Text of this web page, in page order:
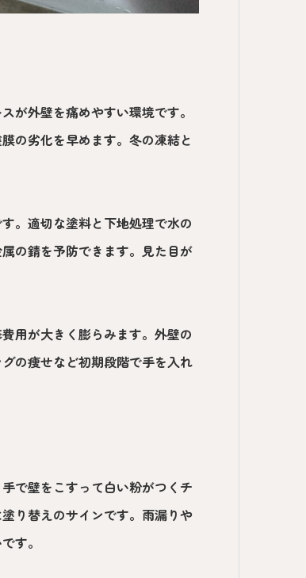
が外壁を痛めやすい環境です。
の劣化を早めます。冬の凍結と
。適切な塗料と下地処理で水の
の錆を予防できます。見た目が
用が大きく膨らみます。外壁の
の痩せなど初期段階で手を入れ
で壁をこすって白い粉がつくチ
り替えのサインです。雨漏りや
す。